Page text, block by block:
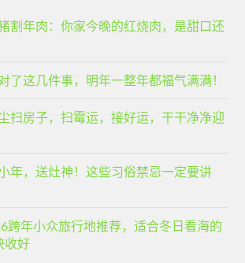
割年肉：你家今晚的红烧肉，是甜口还
了这几件事，明年一整年都福气满满！
扫房子，扫霉运，接好运，干干净净迎
年，送灶神！这些习俗禁忌一定要讲
跨年小众旅行地推荐，适合冬日看海的
收好